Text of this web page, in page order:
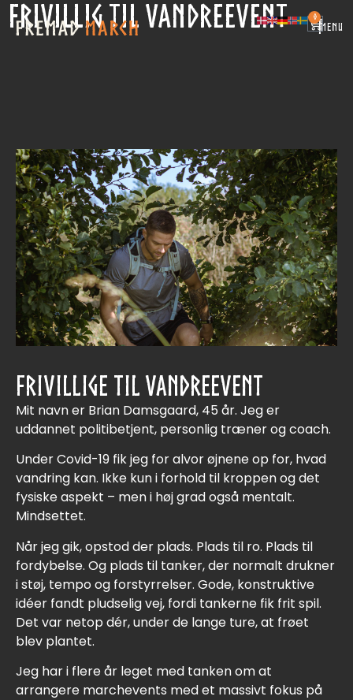
0
|MENU
FRIVILLIG TIL VANDREEVENT
FRIVILLIGE TIL VANDREEVENT
Mit navn er Brian Damsgaard, 45 år. Jeg er
uddannet politibetjent, personlig træner og coach.
Under Covid-19 fik jeg for alvor øjnene op for, hvad
vandring kan. Ikke kun i forhold til kroppen og det
fysiske aspekt – men i høj grad også mentalt.
Mindsettet.
Når jeg gik, opstod der plads. Plads til ro. Plads til
fordybelse. Og plads til tanker, der normalt drukner
i støj, tempo og forstyrrelser. Gode, konstruktive
idéer fandt pludselig vej, fordi tankerne fik frit spil.
Det var netop dér, under de lange ture, at frøet
blev plantet.
Jeg har i flere år leget med tanken om at
arrangere marchevents med et massivt fokus på